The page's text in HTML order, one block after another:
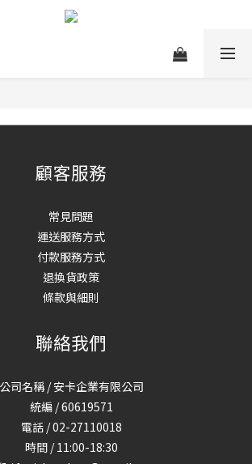
顧客服務
常見問題
運送服務方式
付款服務方式
退換貨政策
條款與細則
聯絡我們
公司名稱 / 安卡企業有限公司
統編 / 60619571
電話 / 02-27110018
時間 / 11:00-18:30